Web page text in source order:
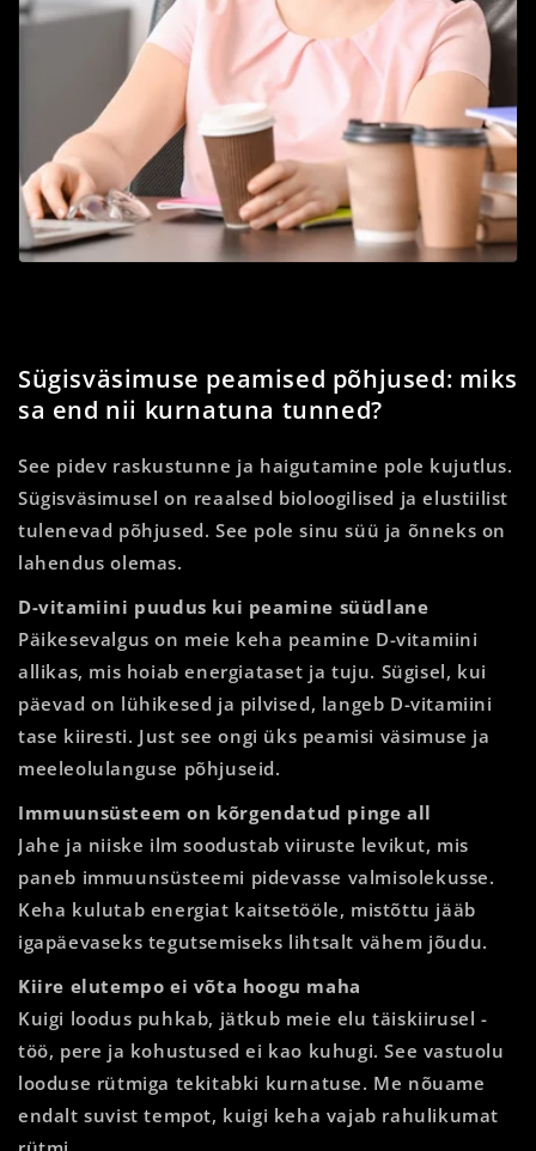
Sügisväsimuse peamised põhjused: miks
sa end nii kurnatuna tunned?
See pidev raskustunne ja haigutamine pole kujutlus.
Sügisväsimusel on reaalsed bioloogilised ja elustiilist
tulenevad põhjused. See pole sinu süü ja õnneks on
lahendus olemas.
D-vitamiini puudus kui peamine süüdlane
Päikesevalgus on meie keha peamine D-vitamiini
allikas, mis hoiab energiataset ja tuju. Sügisel, kui
päevad on lühikesed ja pilvised, langeb D-vitamiini
tase kiiresti. Just see ongi üks peamisi väsimuse ja
meeleolulanguse põhjuseid.
Immuunsüsteem on kõrgendatud pinge all
Jahe ja niiske ilm soodustab viiruste levikut, mis
paneb immuunsüsteemi pidevasse valmisolekusse.
Keha kulutab energiat kaitsetööle, mistõttu jääb
igapäevaseks tegutsemiseks lihtsalt vähem jõudu.
Kiire elutempo ei võta hoogu maha
Kuigi loodus puhkab, jätkub meie elu täiskiirusel -
töö, pere ja kohustused ei kao kuhugi. See vastuolu
looduse rütmiga tekitabki kurnatuse. Me nõuame
endalt suvist tempot, kuigi keha vajab rahulikumat